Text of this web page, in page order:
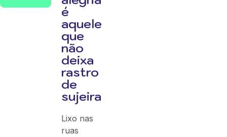
é
aquele
que
não
deixa
rastro
de
sujeira
Lixo nas
ruas